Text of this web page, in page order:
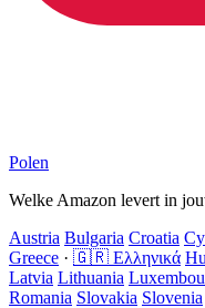
Polen
Welke Amazon levert in
Austria Bulgaria Croatia
Greece · 🇬🇷 Ελληνικά
Latvia Lithuania
Romania Slovakia Slovenia